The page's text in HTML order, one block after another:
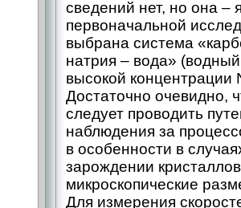
сведений нет, но она –
первоначальной
выбрана система
натрия – ​вода»
высокой концентрации
Достаточно очевидно,
следует проводить
наблюдения за
в особенности в
зарождении
микроскопические
Для измерения